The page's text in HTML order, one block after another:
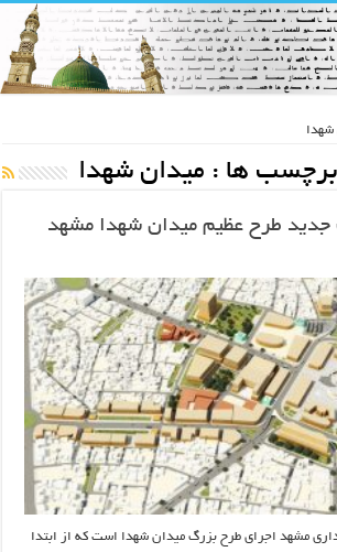
شهدا
برچسب ها : میدان شهدا
جدید طرح عظیم میدان شهدا مشهد
مشهد اجرای طرح بزرگ میدان شهدا است که از ابتدا